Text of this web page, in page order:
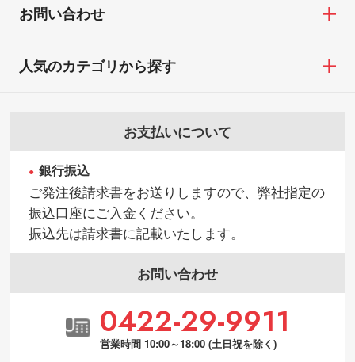
お問い合わせ
お支払いについて
銀行振込
ご発注後請求書をお送りしますので、弊社指定の
振込口座にご入金ください。
振込先は請求書に記載いたします。
お問い合わせ
0422-29-9911
営業時間 10:00～18:00 (土日祝を除く)
人気のカテゴリから探す